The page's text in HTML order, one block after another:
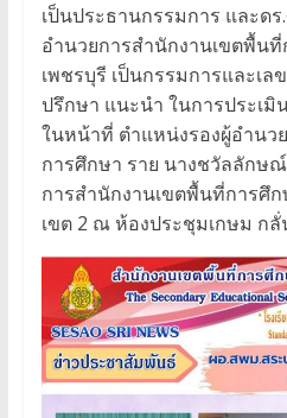
เป็นประธานกรรมการ และด
อำนวยการสำนักงานเขตพื้น
เพชรบุรี เป็นกรรมการและเ
ปรึกษา แนะนำ ในการประเ
ในหน้าที่ ตำแหน่งรองผู้อำนว
การศึกษา ราย นางชวัลลักษ
การสำนักงานเขตพื้นที่การศึ
เขต 2 ณ ห้องประชุมเกษม กลั่